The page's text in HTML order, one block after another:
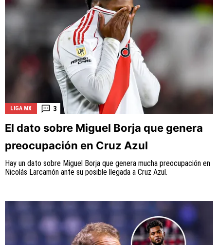
LIGA MX 3
El dato sobre Miguel Borja que genera
preocupación en Cruz Azul
Hay un dato sobre Miguel Borja que genera mucha preocupación en
Nicolás Larcamón ante su posible llegada a Cruz Azul.